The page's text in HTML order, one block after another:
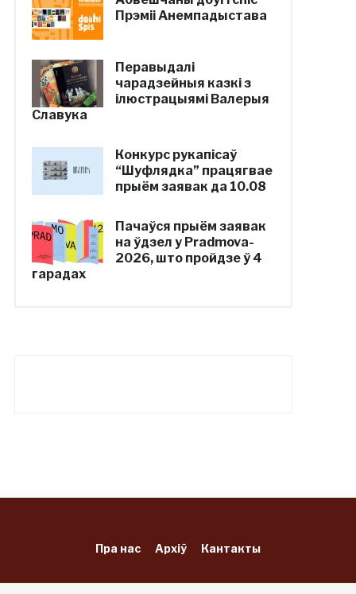
Прэміі Анемпадыстава
Перавыдалі
чарадзейныя казкі з
ілюстрацыямі Валерыя
Славука
Конкурс рукапісаў
“Шуфлядка” працягвае
прыём заявак да 10.08
Пачаўся прыём заявак
на ўдзел у Pradmova-
2026, што пройдзе ў 4
гарадах
Пра нас Архіў Кантакты